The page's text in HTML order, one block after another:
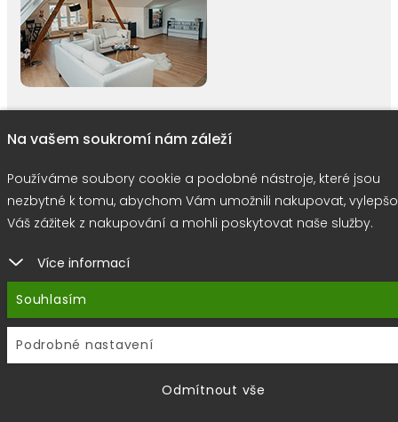
Používáme soubory cookie
Na vašem soukromí nám záleží
Používáme soubory cookie a podobné nástroje, které jsou
nezbytné k tomu, abychom Vám umožnili nakupovat,
Váš zážitek z nakupování a mohli poskytovat naše služby.
Více informací
Souhlasím
Podrobné nastavení
Odmítnout vše